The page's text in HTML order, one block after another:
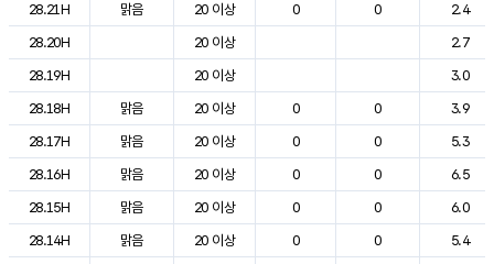
28.21H
맑음 20 이상 0 0
2.4
28.20H
20 이상
2.7
28.19H
20 이상
3.0
28.18H
맑음 20 이상 0 0
3.9
28.17H
맑음 20 이상 0 0
5.3
28.16H
맑음 20 이상 0 0
6.5
28.15H
맑음 20 이상 0 0
6.0
28.14H
맑음 20 이상 0 0
5.4